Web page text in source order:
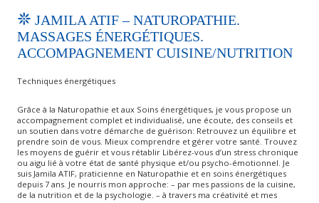
JAMILA ATIF – NATUROPATHIE.
MASSAGES ÉNERGÉTIQUES.
ACCOMPAGNEMENT CUISINE/NUTRITION
Techniques énergétiques
Grâce à la Naturopathie et aux Soins énergétiques, je vous propose un
accompagnement complet et individualisé, une écoute, des conseils et
un soutien dans votre démarche de guérison: Retrouvez un équilibre et
prendre soin de vous. Mieux comprendre et gérer votre santé.​ Trouvez
les moyens de guérir et vous rétablir Libérez-vous d’un stress chronique
ou aigu lié à votre état de santé physique et/ou psycho-émotionnel. Je
suis Jamila ATIF, praticienne en Naturopathie et en soins énergétiques
depuis 7 ans. Je nourris mon approche: – par mes passions de la cuisine,
de la nutrition et de la psychologie. – à travers ma créativité et mes